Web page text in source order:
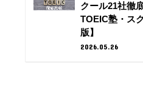
クール21社徹
TOEIC塾・ス
版】
2026.05.26